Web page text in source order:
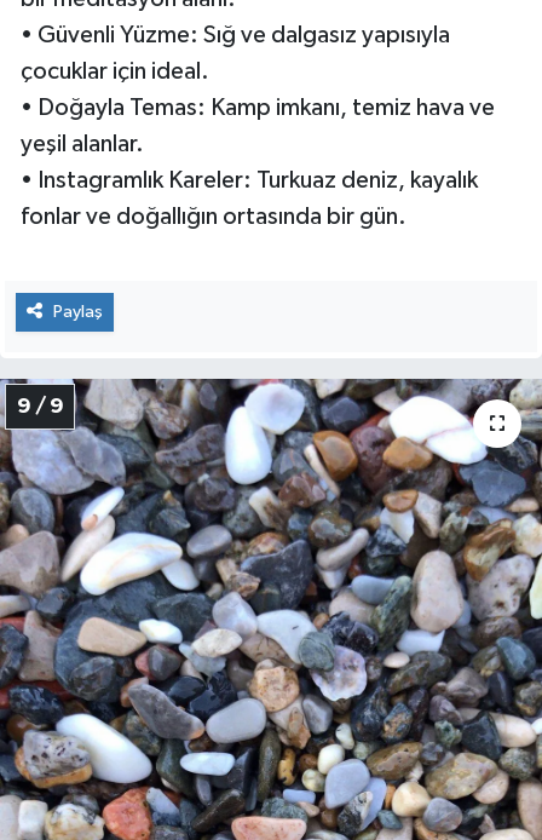
• Güvenli Yüzme: Sığ ve dalgasız yapısıyla
çocuklar için ideal.
• Doğayla Temas: Kamp imkanı, temiz hava ve
yeşil alanlar.
• Instagramlık Kareler: Turkuaz deniz, kayalık
fonlar ve doğallığın ortasında bir gün.
Paylaş
9 / 9